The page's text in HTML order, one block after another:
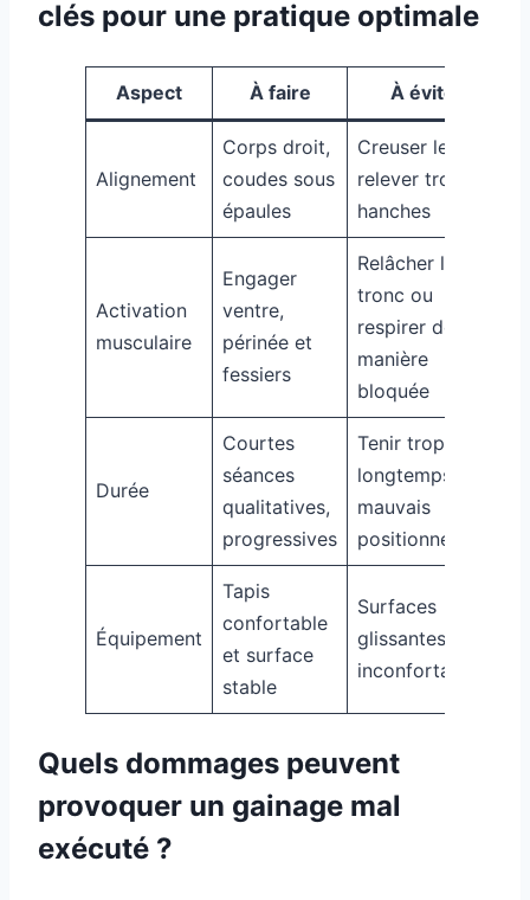
clés pour une pratique optimale
Aspect À faire À éviter
Alignement
Corps droit,
coudes sous
épaules
Creuser le dos,
relever trop les
hanches
Activation
musculaire
Engager
ventre,
périnée et
fessiers
Relâcher le
tronc ou
respirer de
manière
bloquée
Durée
Courtes
séances
qualitatives,
progressives
Tenir trop
longtemps en
mauvais
positionnement
Équipement
Tapis
confortable
et surface
stable
Surfaces
glissantes ou
inconfortables
Quels dommages peuvent
provoquer un gainage mal
exécuté ?